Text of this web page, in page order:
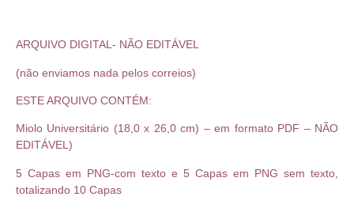
ARQUIVO DIGITAL- NÃO EDITÁVEL
(não enviamos nada pelos correios)
ESTE ARQUIVO CONTÉM:
Miolo Universitário (18,0 x 26,0 cm) – em formato PDF – NÃO
EDITÁVEL)
5 Capas em PNG-com texto e 5 Capas em PNG sem texto,
totalizando 10 Capas